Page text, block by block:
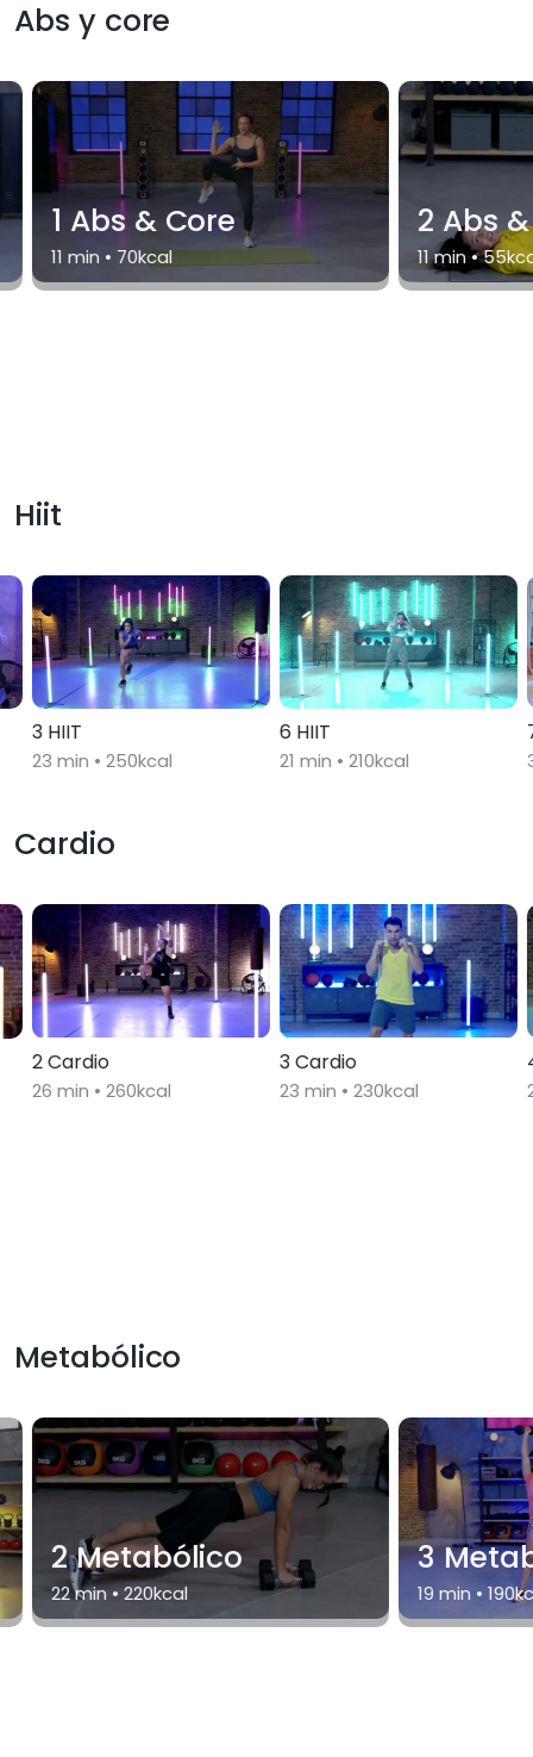
Abs y core
1 Abs & Core
11 min • 70kcal
2 Abs
11min •55
Hiit
3 HIIT
23 min • 250kcal
6 HIIT
21 min • 210kcal
Cardio
2 Cardio
26 min • 260kcal
3 Cardio
23 min • 230kcal
Metabólico
2 Metabólico
22min • 220kcal
3
19 min • 190